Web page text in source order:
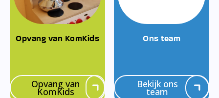
Opvang van KomKids
Opvang van
KomKids
Ons team
Bekijk ons
team